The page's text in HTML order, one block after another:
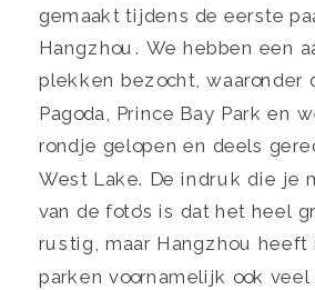
gemaakt tijdens de eerste
Hangzhou. We hebben een
plekken bezocht, waaronder
Pagoda, Prince Bay Park en
rondje gelopen en deels
West Lake. De indruk die je
van de foto’s is dat het heel
rustig, maar Hangzhou heeft
parken voornamelijk ook